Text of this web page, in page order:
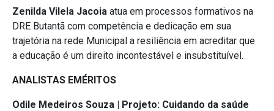
Zenilda Vilela Jacoia atua em processos formativos na
DRE Butantã com competência e dedicação em sua
trajetória na rede Municipal a resiliência em acreditar que
a educação é um direito incontestável e insubstituível.
ANALISTAS EMÉRITOS
Odile Medeiros Souza | Projeto: Cuidando da saúde